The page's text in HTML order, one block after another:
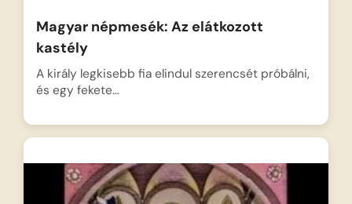
Magyar népmesék: Az elátkozott
kastély
A király legkisebb fia elindul szerencsét próbálni,
és egy fekete…